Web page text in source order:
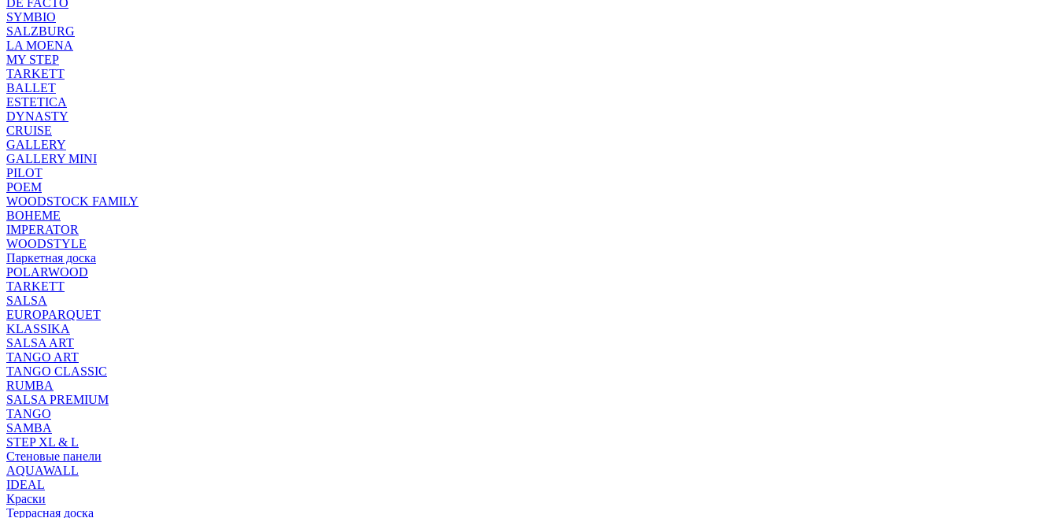
DE FACTO
SYMBIO
SALZBURG
LA MOENA
MY STEP
TARKETT
BALLET
ESTETICA
DYNASTY
CRUISE
GALLERY
GALLERY MINI
PILOT
POEM
WOODSTOCK FAMILY
BOHEME
IMPERATOR
WOODSTYLE
Паркетная доска
POLARWOOD
TARKETT
SALSA
EUROPARQUET
KLASSIKA
SALSA ART
TANGO ART
TANGO CLASSIC
RUMBA
SALSA PREMIUM
TANGO
SAMBA
STEP XL & L
Стеновые панели
AQUAWALL
IDEAL
Краски
Террасная доска